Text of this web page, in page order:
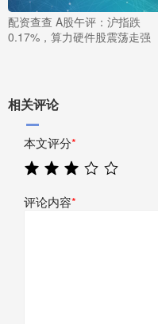
配资查查 A股午评：沪指跌
0.17%，算力硬件股震荡走强
相关评论
本文评分*
评论内容*